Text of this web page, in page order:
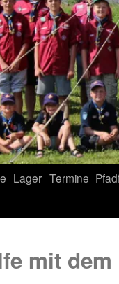
Lager Termine
mit